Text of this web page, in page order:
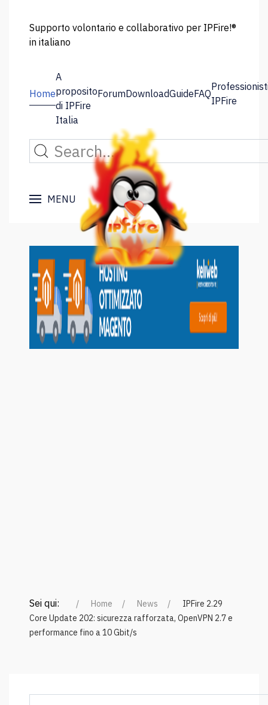
Supporto volontario e collaborativo per IPFire!®
in italiano
Home
A
proposito
di IPFire
Italia
ForumDownloadGuideFAQ
IPFire
MENU
Sei qui: Home News
IPFire 2.29
Core Update 202: sicurezza rafforzata, OpenVPN 2.7 e
performance fino a 10 Gbit/s